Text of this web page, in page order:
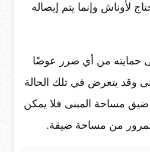
لأوناش وإنما يتم إيصاله
حمايته من أي ضرر عوضًا
وقد يتعرض في تلك الحالة
ضيق مساحة المبنى فلا يمكن
من مساحة ضيقة.